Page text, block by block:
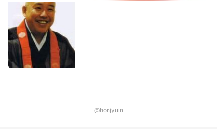
@honjyuin